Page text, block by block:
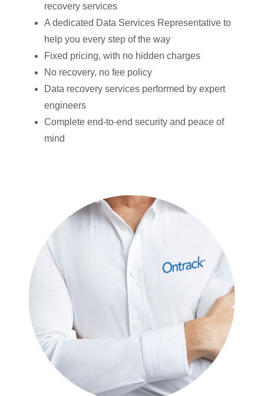
recovery services
A dedicated Data Services Representative to
help you every step of the way
Fixed pricing, with no hidden charges
No recovery, no fee policy
Data recovery services performed by expert
engineers
Complete end-to-end security and peace of
mind